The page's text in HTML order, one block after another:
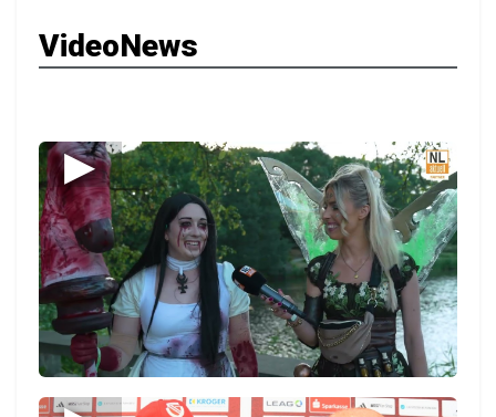
VideoNews
▶